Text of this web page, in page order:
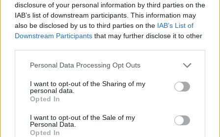
disclosure of your personal information by third parties on the
IAB’s list of downstream participants. This information may
also be disclosed by us to third parties on the IAB’s List of
Downstream Participants that may further disclose it to other
Please note that this website/app uses one or more Google
not limited to your visit or usage behaviour. You may click to
grant or deny consent to Google and its third-party tags to
use your data for below specified purposes in below Google
consent section.
Personal Data Processing Opt Outs
I want to opt-out of the Sharing of my
personal data.
Opted In
I want to opt-out of the Sale of my
Personal Data.
Opted In
Μάθε πρώτος όλες τις σημαντικές
ειδήσεις.
Βάλε το proson.gr στα αποτελέσματα
αναζήτησης της Google
Δημοφιλείς Ειδήσεις